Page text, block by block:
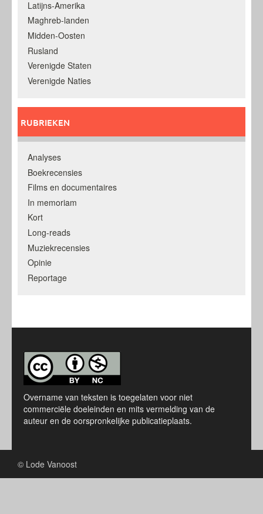
Latijns-Amerika
Maghreb-landen
Midden-Oosten
Rusland
Verenigde Staten
Verenigde Naties
RUBRIEKEN
Analyses
Boekrecensies
Films en documentaires
In memoriam
Kort
Long-reads
Muziekrecensies
Opinie
Reportage
Overname van teksten is toegelaten voor niet
commerciële doeleinden en mits vermelding van de
auteur en de oorspronkelijke publicatieplaats.
© Lode Vanoost